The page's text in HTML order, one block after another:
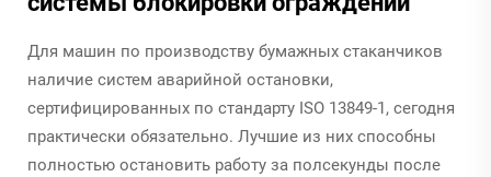
Для машин по производству бумажных стаканчиков
наличие систем аварийной остановки,
сертифицированных по стандарту ISO 13849-1, сегодня
практически обязательно. Лучшие из них способны
полностью остановить работу за полсекунды после